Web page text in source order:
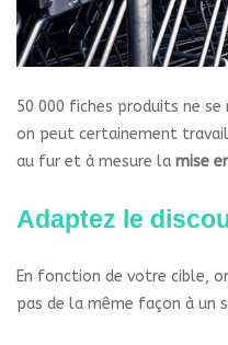
50 000 fiches produits ne
on peut certainement
au fur et à mesure la mise
Adaptez le
En fonction de votre cible,
pas de la même façon à un